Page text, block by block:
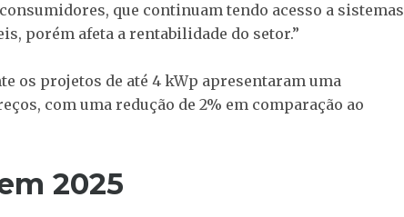
que continuam tendo acesso a sistemas
porém afeta a rentabilidade do setor.”
os projetos de até 4 kWp apresentaram uma
com uma redução de 2% em comparação ao
2025